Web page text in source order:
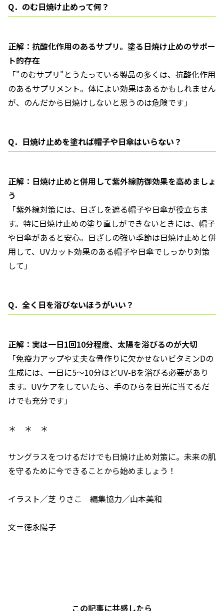
Q．のむ日焼け止めって何？
正解：抗酸化作用のあるサプリ。塗る日焼け止めのサポー
ト的存在
「"のむサプリ"とうたっている製品の多くは、抗酸化作用
のあるサプリメント。体によい効果はあるかもしれません
が、のんだから日焼けしないと思うのは危険です」
Q．日焼け止めを塗れば帽子や日傘はいらない？
正解：日焼け止めと併用して紫外線防御効果を高めましょ
う
「紫外線対策には、日ざしを遮る帽子や日傘が役立ちま
す。特に日焼け止めの塗り直しができないときには、帽子
や日傘があると安心。日ざしの強い季節は日焼け止めと併
用して、UVカット効果のある帽子や日傘でしっかり対策
して」
Q．全く日を浴びないほうがいい？
正解：実は一日1回10分程度、太陽を浴びるのが大切
「免疫力アップや丈夫な骨作りに欠かせないビタミンDの
生成には、一日に5～10分ほどUV-Bを浴びる必要があり
ます。UVケアをしていたら、手のひらを日光に当てるだ
けでも充分です」
＊ ＊ ＊
サングラスをつけるだけでも日焼け止め対策に。未来の肌
を守るために今できることから始めましょう！
イラスト／芝 りさこ 編集協力／山本美和
文＝徳永陽子
この記事に共感したら